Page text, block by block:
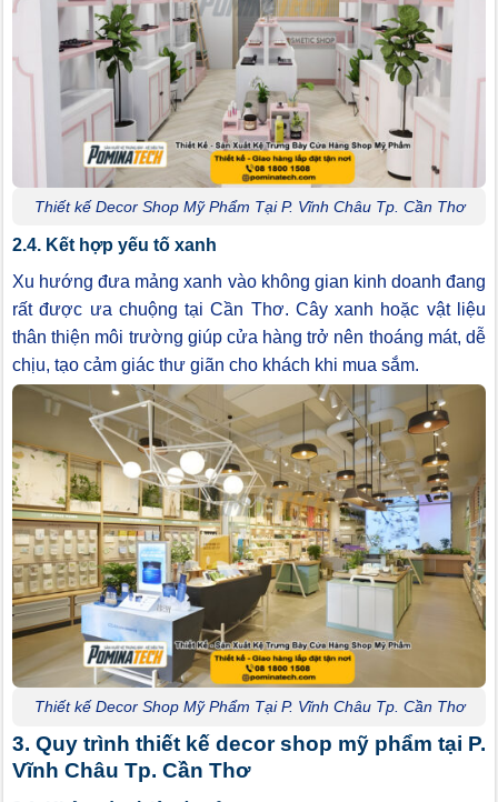
Thiết kế Decor Shop Mỹ Phẩm Tại P. Vĩnh Châu Tp. Cần Thơ
2.4. Kết hợp yếu tố xanh
Xu hướng đưa mảng xanh vào không gian kinh doanh đang
rất được ưa chuộng tại Cần Thơ. Cây xanh hoặc vật liệu
thân thiện môi trường giúp cửa hàng trở nên thoáng mát, dễ
chịu, tạo cảm giác thư giãn cho khách khi mua sắm.
Thiết kế Decor Shop Mỹ Phẩm Tại P. Vĩnh Châu Tp. Cần Thơ
3. Quy trình thiết kế decor shop mỹ phẩm tại P.
Vĩnh Châu Tp. Cần Thơ